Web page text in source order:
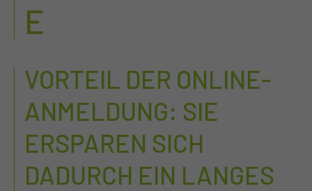
E
VORTEIL DER ONLINE-
ANMELDUNG: SIE
ERSPAREN SICH
DADURCH EIN LANGES